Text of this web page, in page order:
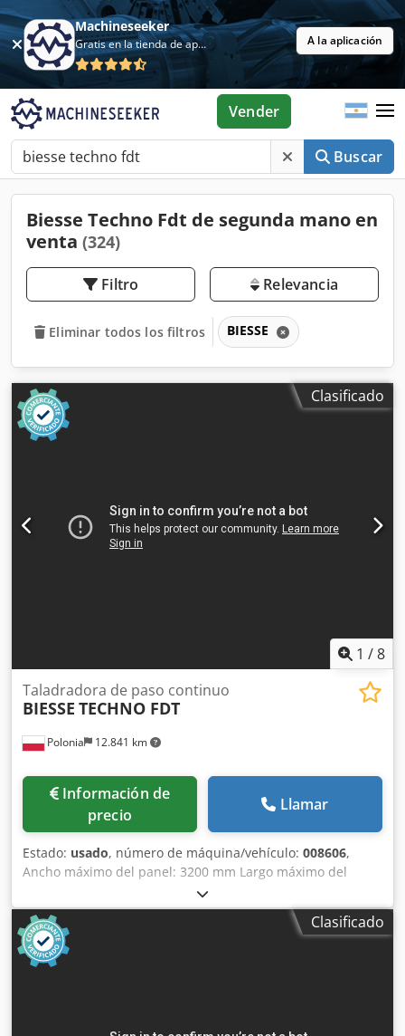
Machineseeker
Gratis en la tienda de aplicaciones A la aplicación
Buscar
Vender
Biesse Techno Fdt de segunda mano en
venta (324)
Filtro Relevancia
Eliminar todos los filtros BIESSE
Clasificado
1 /8
Polonia 12.841 km
Taladradora de paso continuo
BIESSE TECHNO FDT
Información de
precio
Llamar
Estado: usado, número de máquina/vehículo: 008606,
Ancho máximo del panel: 3200 mm Largo máximo del
panel: 1000 mm Número de unidades: 5 Crodpfx Ajzqz
Rcegtsf Número de unidades: 2 Posicionamiento mediante
control NC: sí Grupos horizontales laterales: sí Clasificado